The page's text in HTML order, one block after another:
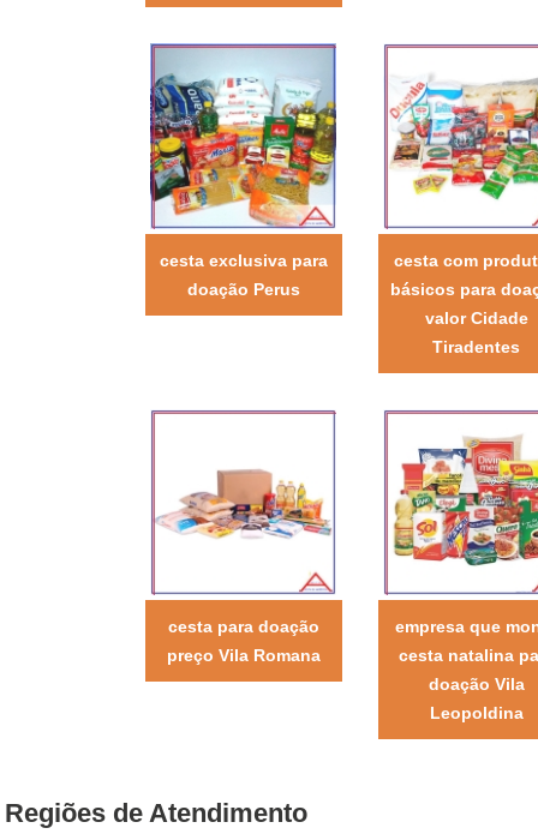
cesta exclusiva para
doação Perus
cesta com
básicos para
valor Cidade
Tiradentes
cesta para doação
preço Vila Romana
empresa que
cesta natalina
doação Vila
Leopoldina
Regiões de Atendimento